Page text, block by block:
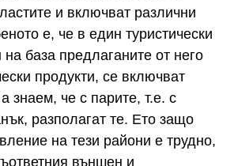
и включват различни
е, че в един туристически
база предлаганите от него
продукти, се включват
знаем, че с парите, т.е. с
разполагат те. Ето защо
на тези райони е трудно,
външен и